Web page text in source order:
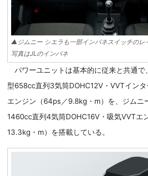
▲ジムニー シエラも一部インパネスイッチのレ
写真はJLのインパネ
パワーユニットは基本的に従来と共通で
型658cc直列3気筒DOHC12V・VVTイン
エンジン（64ps／9.8kg・m）を、ジムニ
1460cc直列4気筒DOHC16V・吸気VVTエ
13.3kg・m）を搭載している。